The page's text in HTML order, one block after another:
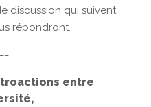
discussion qui suivent
répondront.
entre